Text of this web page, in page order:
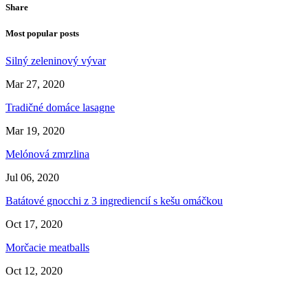
Share
Most popular posts
Silný zeleninový vývar
Mar 27, 2020
Tradičné domáce lasagne
Mar 19, 2020
Melónová zmrzlina
Jul 06, 2020
Batátové gnocchi z 3 ingrediencií s kešu omáčkou
Oct 17, 2020
Morčacie meatballs
Oct 12, 2020